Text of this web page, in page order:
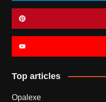
Top articles
Opalexe